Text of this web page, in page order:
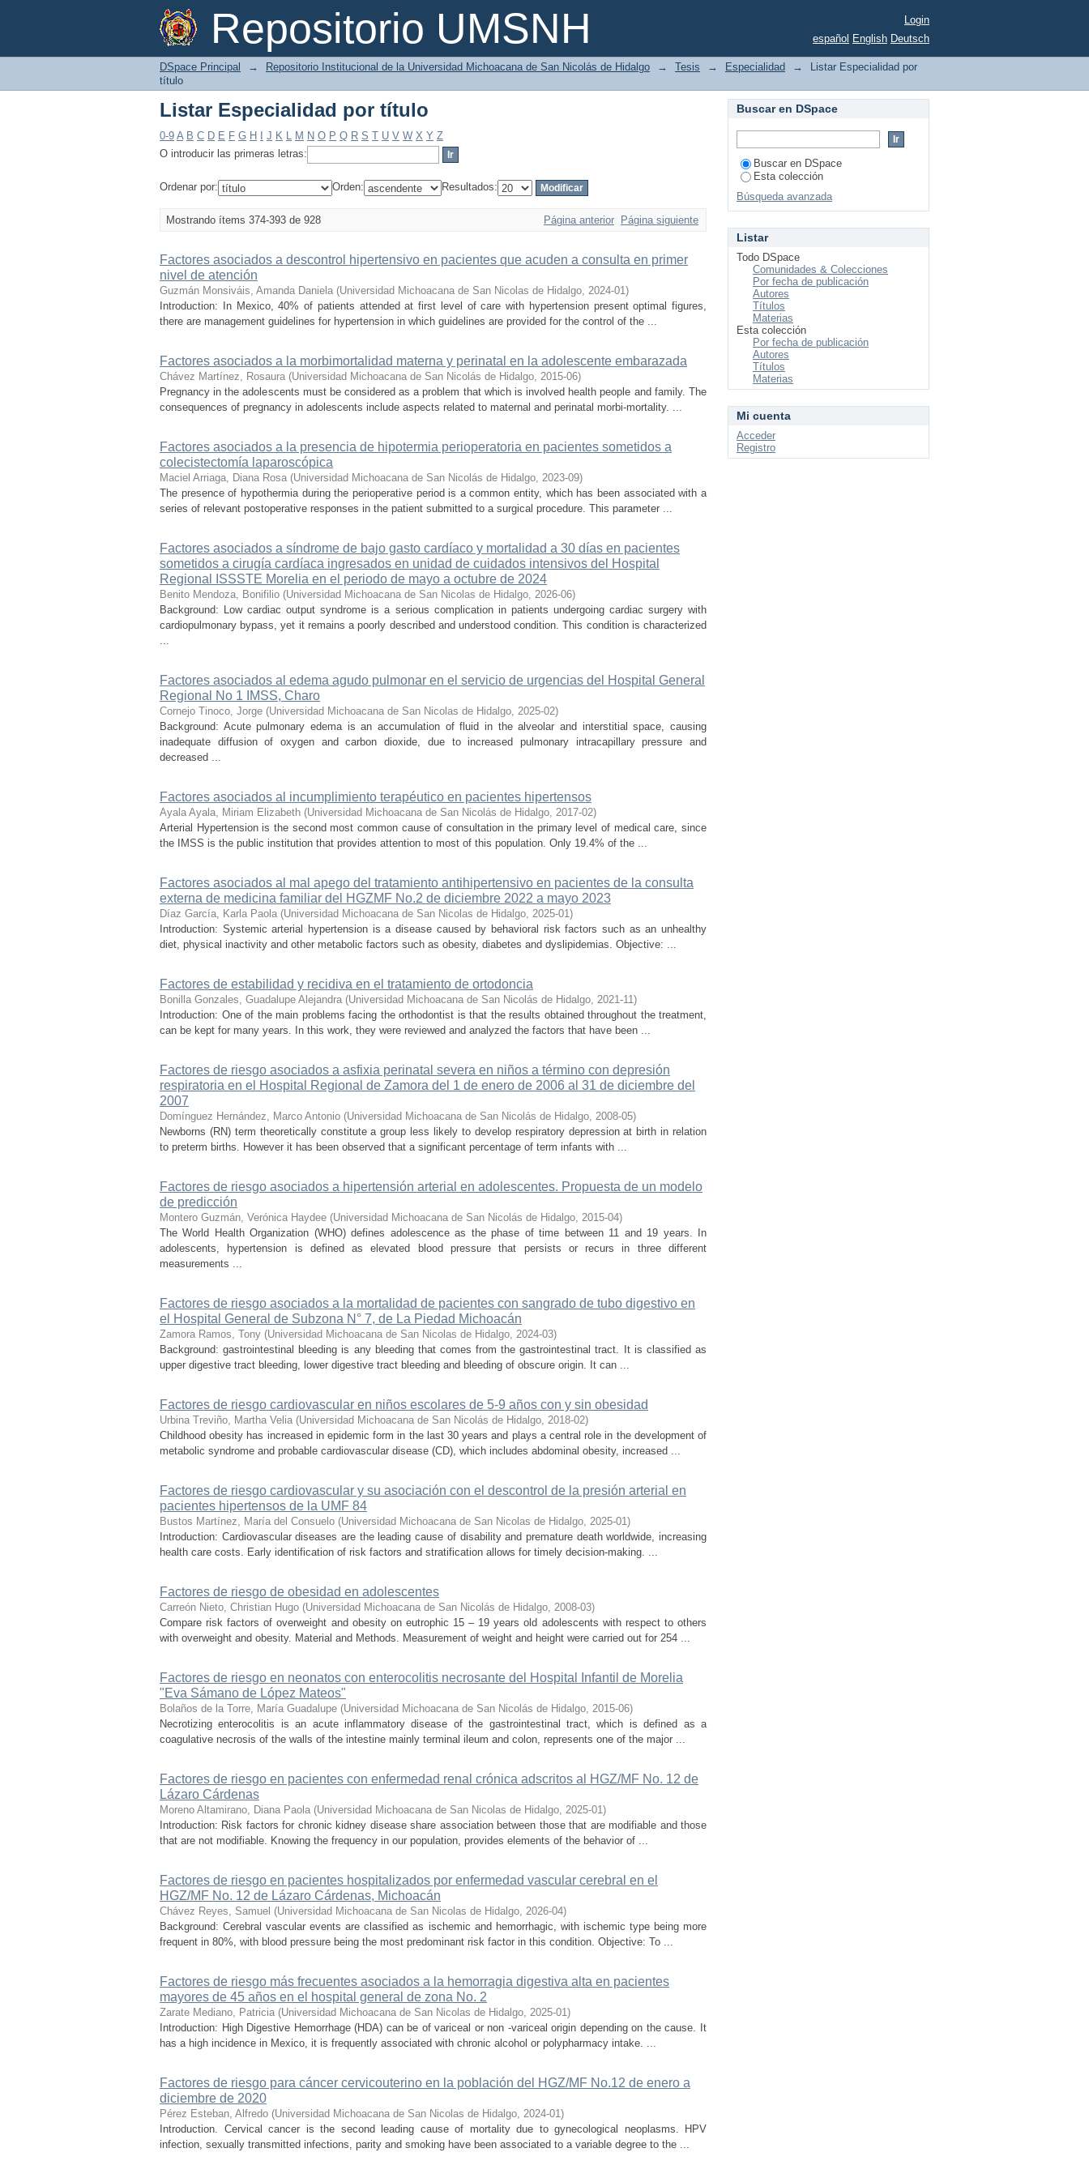
Repositorio UMSNH
Listar Especialidad por título
Login
español English Deutsch
DSpace Principal → Repositorio Institucional de la Universidad Michoacana de San Nicolás de Hidalgo → Tesis → Especialidad →
Listar Especialidad por
título
Listar Especialidad por título
0-9 A B C D E F G H J K L M N O P Q R S T U V W X Y Z
O introducir las primeras letras:
Ordenar por: Orden: Resultados:
Mostrando ítems 374-393 de 928 Página anterior Página siguiente
Factores asociados a descontrol hipertensivo en pacientes que acuden a consulta en primer
nivel de atención
Guzmán Monsiváis, Amanda Daniela (Universidad Michoacana de San Nicolas de Hidalgo, 2024-01)
Introduction: In Mexico, 40% of patients attended at first level of care with hypertension present optimal figures,
there are management guidelines for hypertension in which guidelines are provided for the control of the ...
Factores asociados a la morbimortalidad materna y perinatal en la adolescente embarazada
Chávez Martínez, Rosaura (Universidad Michoacana de San Nicolás de Hidalgo, 2015-06)
Pregnancy in the adolescents must be considered as a problem that which is involved health people and family. The
consequences of pregnancy in adolescents include aspects related to maternal and perinatal morbi-mortality. ...
Factores asociados a la presencia de hipotermia perioperatoria en pacientes sometidos a
colecistectomía laparoscópica
Maciel Arriaga, Diana Rosa (Universidad Michoacana de San Nicolás de Hidalgo, 2023-09)
The presence of hypothermia during the perioperative period is a common entity, which has been associated with a
series of relevant postoperative responses in the patient submitted to a surgical procedure. This parameter ...
Factores asociados a síndrome de bajo gasto cardíaco y mortalidad a 30 días en pacientes
sometidos a cirugía cardíaca ingresados en unidad de cuidados intensivos del Hospital
Regional ISSSTE Morelia en el periodo de mayo a octubre de 2024
Benito Mendoza, Bonifilio (Universidad Michoacana de San Nicolas de Hidalgo, 2026-06)
Background: Low cardiac output syndrome is a serious complication in patients undergoing cardiac surgery with
cardiopulmonary bypass, yet it remains a poorly described and understood condition. This condition is characterized
...
Factores asociados al edema agudo pulmonar en el servicio de urgencias del Hospital General
Regional No 1 IMSS, Charo
Cornejo Tinoco, Jorge (Universidad Michoacana de San Nicolas de Hidalgo, 2025-02)
Background: Acute pulmonary edema is an accumulation of fluid in the alveolar and interstitial space, causing
inadequate diffusion of oxygen and carbon dioxide, due to increased pulmonary intracapillary pressure and
decreased ...
Factores asociados al incumplimiento terapéutico en pacientes hipertensos
Ayala Ayala, Miriam Elizabeth (Universidad Michoacana de San Nicolás de Hidalgo, 2017-02)
Arterial Hypertension is the second most common cause of consultation in the primary level of medical care, since
the IMSS is the public institution that provides attention to most of this population. Only 19.4% of the ...
Factores asociados al mal apego del tratamiento antihipertensivo en pacientes de la consulta
externa de medicina familiar del HGZMF No.2 de diciembre 2022 a mayo 2023
Díaz García, Karla Paola (Universidad Michoacana de San Nicolas de Hidalgo, 2025-01)
Introduction: Systemic arterial hypertension is a disease caused by behavioral risk factors such as an unhealthy
diet, physical inactivity and other metabolic factors such as obesity, diabetes and dyslipidemias. Objective: ...
Factores de estabilidad y recidiva en el tratamiento de ortodoncia
Bonilla Gonzales, Guadalupe Alejandra (Universidad Michoacana de San Nicolás de Hidalgo, 2021-11)
Introduction: One of the main problems facing the orthodontist is that the results obtained throughout the treatment,
can be kept for many years. In this work, they were reviewed and analyzed the factors that have been ...
Factores de riesgo asociados a asfixia perinatal severa en niños a término con depresión
respiratoria en el Hospital Regional de Zamora del 1 de enero de 2006 al 31 de diciembre del
2007
Domínguez Hernández, Marco Antonio (Universidad Michoacana de San Nicolás de Hidalgo, 2008-05)
Newborns (RN) term theoretically constitute a group less likely to develop respiratory depression at birth in relation
to preterm births. However it has been observed that a significant percentage of term infants with ...
Factores de riesgo asociados a hipertensión arterial en adolescentes. Propuesta de un modelo
de predicción
Montero Guzmán, Verónica Haydee (Universidad Michoacana de San Nicolás de Hidalgo, 2015-04)
The World Health Organization (WHO) defines adolescence as the phase of time between 11 and 19 years. In
adolescents, hypertension is defined as elevated blood pressure that persists or recurs in three different
measurements ...
Factores de riesgo asociados a la mortalidad de pacientes con sangrado de tubo digestivo en
el Hospital General de Subzona N° 7, de La Piedad Michoacán
Zamora Ramos, Tony (Universidad Michoacana de San Nicolas de Hidalgo, 2024-03)
Background: gastrointestinal bleeding is any bleeding that comes from the gastrointestinal tract. It is classified as
upper digestive tract bleeding, lower digestive tract bleeding and bleeding of obscure origin. It can ...
Factores de riesgo cardiovascular en niños escolares de 5-9 años con y sin obesidad
Urbina Treviño, Martha Velia (Universidad Michoacana de San Nicolás de Hidalgo, 2018-02)
Childhood obesity has increased in epidemic form in the last 30 years and plays a central role in the development of
metabolic syndrome and probable cardiovascular disease (CD), which includes abdominal obesity, increased ...
Factores de riesgo cardiovascular y su asociación con el descontrol de la presión arterial en
pacientes hipertensos de la UMF 84
Bustos Martínez, María del Consuelo (Universidad Michoacana de San Nicolas de Hidalgo, 2025-01)
Introduction: Cardiovascular diseases are the leading cause of disability and premature death worldwide, increasing
health care costs. Early identification of risk factors and stratification allows for timely decision-making. ...
Factores de riesgo de obesidad en adolescentes
Carreón Nieto, Christian Hugo (Universidad Michoacana de San Nicolás de Hidalgo, 2008-03)
Compare risk factors of overweight and obesity on eutrophic 15 – 19 years old adolescents with respect to others
with overweight and obesity. Material and Methods. Measurement of weight and height were carried out for 254 ...
Factores de riesgo en neonatos con enterocolitis necrosante del Hospital Infantil de Morelia
"Eva Sámano de López Mateos"
Bolaños de la Torre, María Guadalupe (Universidad Michoacana de San Nicolás de Hidalgo, 2015-06)
Necrotizing enterocolitis is an acute inflammatory disease of the gastrointestinal tract, which is defined as a
coagulative necrosis of the walls of the intestine mainly terminal ileum and colon, represents one of the major ...
Factores de riesgo en pacientes con enfermedad renal crónica adscritos al HGZ/MF No. 12 de
Lázaro Cárdenas
Moreno Altamirano, Diana Paola (Universidad Michoacana de San Nicolas de Hidalgo, 2025-01)
Introduction: Risk factors for chronic kidney disease share association between those that are modifiable and those
that are not modifiable. Knowing the frequency in our population, provides elements of the behavior of ...
Factores de riesgo en pacientes hospitalizados por enfermedad vascular cerebral en el
HGZ/MF No. 12 de Lázaro Cárdenas, Michoacán
Chávez Reyes, Samuel (Universidad Michoacana de San Nicolas de Hidalgo, 2026-04)
Background: Cerebral vascular events are classified as ischemic and hemorrhagic, with ischemic type being more
frequent in 80%, with blood pressure being the most predominant risk factor in this condition. Objective: To ...
Factores de riesgo más frecuentes asociados a la hemorragia digestiva alta en pacientes
mayores de 45 años en el hospital general de zona No. 2
Zarate Mediano, Patricia (Universidad Michoacana de San Nicolas de Hidalgo, 2025-01)
Introduction: High Digestive Hemorrhage (HDA) can be of variceal or non -variceal origin depending on the cause. It
has a high incidence in Mexico, it is frequently associated with chronic alcohol or polypharmacy intake. ...
Factores de riesgo para cáncer cervicouterino en la población del HGZ/MF No.12 de enero a
diciembre de 2020
Pérez Esteban, Alfredo (Universidad Michoacana de San Nicolas de Hidalgo, 2024-01)
Introduction. Cervical cancer is the second leading cause of mortality due to gynecological neoplasms. HPV
infection, sexually transmitted infections, parity and smoking have been associated to a variable degree to the ...
Buscar en DSpace
Buscar en DSpace
Esta colección
Búsqueda avanzada
Listar
Todo DSpace
Comunidades & Colecciones
Por fecha de publicación
Autores
Títulos
Materias
Esta colección
Por fecha de publicación
Autores
Títulos
Materias
Mi cuenta
Acceder
Registro